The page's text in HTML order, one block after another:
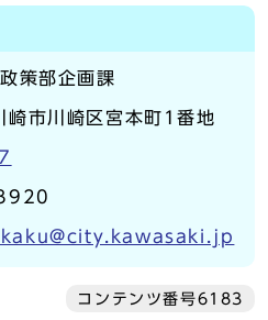
策部企画課
市川崎区宮本町1番地
コンテンツ番号6183